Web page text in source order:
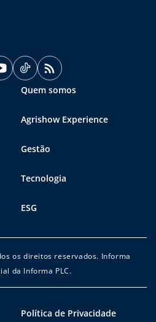
Quem somos
Agrishow Experience
Gestão
Tecnologia
ESG
os direitos reservados. Informa
da Informa PLC.
Política de Privacidade